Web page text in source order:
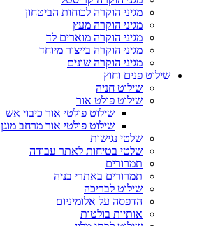
מגיני הוקרה לכוחות הביטחון
מגיני הוקרה מעץ
מגיני הוקרה מוארים לד
מגיני הוקרה בייצור מיוחד
מגיני הוקרה שונים
שילוט פנים וחוץ
שילוט חניה
שילוט פולט אור
שילוט פולטי אור כיבוי אש
שילוט פולטי אור מרחב מוגן
שלטי נגישות
שלטי בטיחות לאתר עבודה
תמרורים
תמרורים באתרי בניה
שילוט לבריכה
הדפסה על אלומיניום
אותיות בולטות